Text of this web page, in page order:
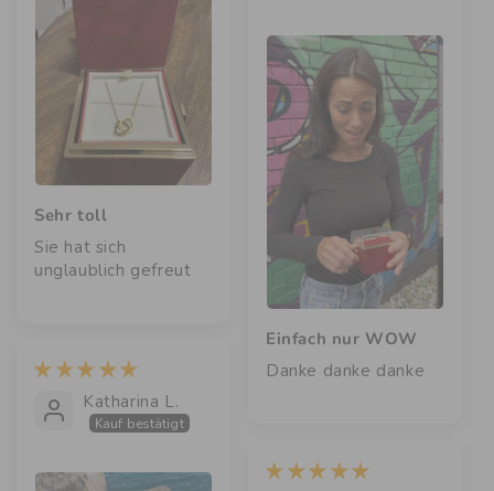
Sehr toll
Sie hat sich
unglaublich gefreut
Einfach nur WOW
Danke danke danke
Katharina L.
Kauf bestätigt